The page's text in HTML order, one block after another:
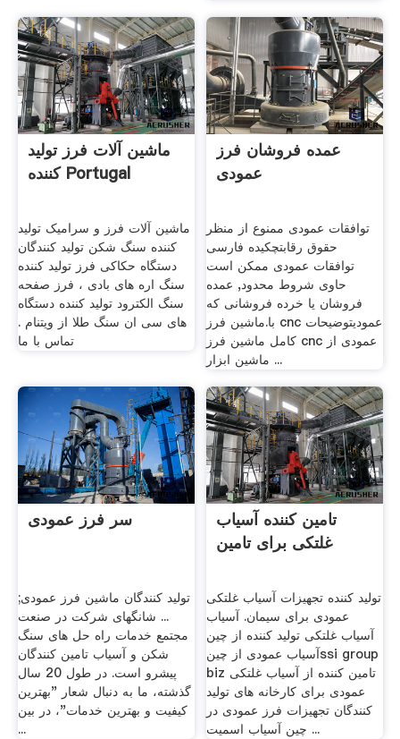
ماشین آلات فرز تولید
کننده Portugal
ماشین آلات فرز و سرامیک تولید
کننده سنگ شکن تولید کنندگان
دستگاه حکاکی فرز تولید کننده
سنگ اره های بادی ، فرز صفحه
سنگ الکترود تولید کننده دستگاه
های سی ان سنگ طلا از ویتنام .
تماس با ما
عمده فروشان فرز
عمودی
توافقات عمودی ممنوع از منظر
حقوق رقابتچکیده فارسی
توافقات عمودی ممکن است
حاوی شروط محدود, عمده
فروشان یا خرده فروشانی که
با.ماشین فرز cnc عمودیتوضیحات
کامل ماشین فرز cnc عمودی از
ماشین ابزار ...
سر فرز عمودی
تولید کنندگان ماشین فرز عمودی;
... شانگهای شرکت در صنعت
مجتمع خدمات راه حل های سنگ
شکن و آسیاب تامین کنندگان
پیشرو است. در طول 20 سال
گذشته، ما به دنبال شعار "بهترین
کیفیت و بهترین خدمات"، در بین
...
تامین کننده آسیاب
غلتکی برای تامین
تولید کننده تجهیزات آسیاب غلتکی
عمودی برای سیمان. آسیاب
آسیاب غلتکی تولید کننده از چین
آسیاب عمودی از چینssi group
biz تامین کننده از آسیاب غلتکی
عمودی برای کارخانه های تولید
کنندگان تجهیزات فرز عمودی در
چین آسیاب اسمیت ...